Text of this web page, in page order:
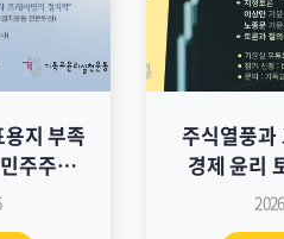
지 부족
주주의
자료집
주식열풍과
경제 윤리